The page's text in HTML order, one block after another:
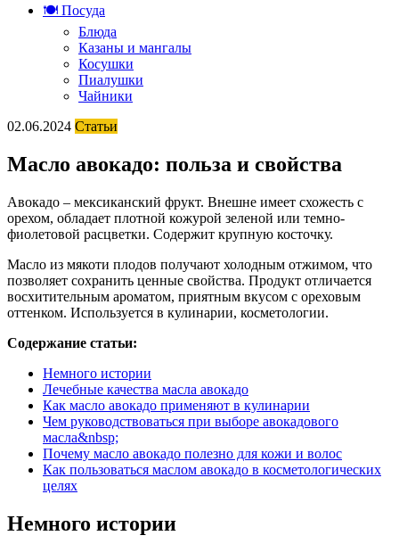
🍽️ Посуда
Блюда
Казаны и мангалы
Косушки
Пиалушки
Чайники
02.06.2024 Статьи
Масло авокадо: польза и свойства
Авокадо – мексиканский фрукт. Внешне имеет схожесть с
орехом, обладает плотной кожурой зеленой или темно-
фиолетовой расцветки. Содержит крупную косточку.
Масло из мякоти плодов получают холодным отжимом, что
позволяет сохранить ценные свойства. Продукт отличается
восхитительным ароматом, приятным вкусом с ореховым
оттенком. Используется в кулинарии, косметологии.
Содержание статьи:
Немного истории
Лечебные качества масла авокадо
Как масло авокадо применяют в кулинарии
Чем руководствоваться при выборе авокадового
масла&nbsp;
Почему масло авокадо полезно для кожи и волос
Как пользоваться маслом авокадо в косметологических
целях
Немного истории